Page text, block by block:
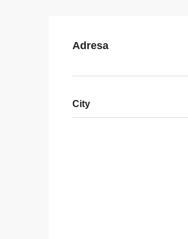
Adresa
City